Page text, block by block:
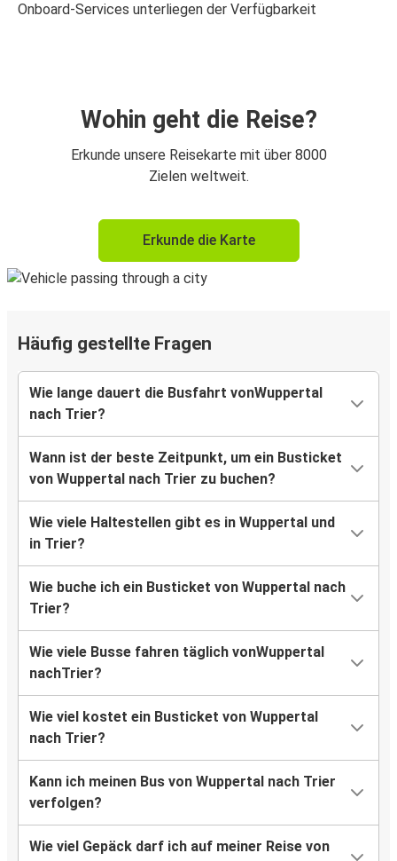
Onboard-Services unterliegen der Verfügbarkeit
Wohin geht die Reise?
Erkunde unsere Reisekarte mit über 8000
Zielen weltweit.
Erkunde die Karte
Häufig gestellte Fragen
Wie lange dauert die Busfahrt vonWuppertal
nach Trier?
Wann ist der beste Zeitpunkt, um ein Busticket
von Wuppertal nach Trier zu buchen?
Wie viele Haltestellen gibt es in Wuppertal und
in Trier?
Wie buche ich ein Busticket von Wuppertal nach
Trier?
Wie viele Busse fahren täglich vonWuppertal
nachTrier?
Wie viel kostet ein Busticket von Wuppertal
nach Trier?
Kann ich meinen Bus von Wuppertal nach Trier
verfolgen?
Wie viel Gepäck darf ich auf meiner Reise von